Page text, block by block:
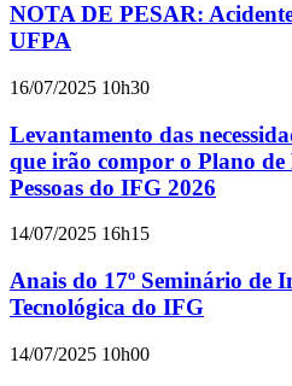
NOTA DE PESAR:
UFPA
16/07/2025 10h30
Levantamento das
que irão compor o Plano de
Pessoas do IFG 2026
14/07/2025 16h15
Anais do 17º Seminário de
Tecnológica do IFG
14/07/2025 10h00